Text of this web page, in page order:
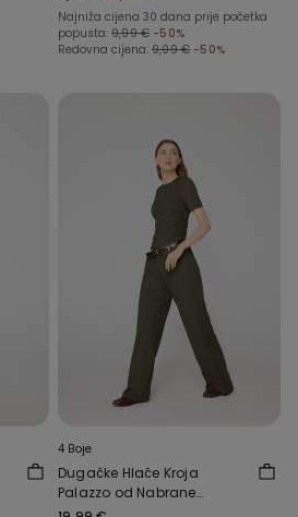
Najniža cijena 30 dana prije početka
popusta: 9,99 € -50%
Redovna cijena: 9,99 € -50%
4 Boje
Dugačke Hlače Kroja
Palazzo od Nabrane
Tkanine